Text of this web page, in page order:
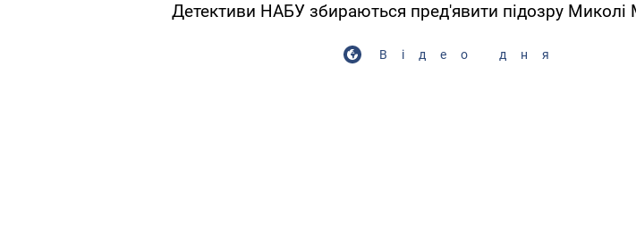
Детективи НАБУ збираються пред'явити підозру Миколі
Відео дня